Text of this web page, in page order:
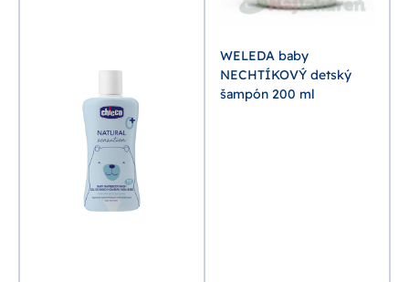
WELEDA baby
NECHTÍKOVÝ detský
šampón 200 ml